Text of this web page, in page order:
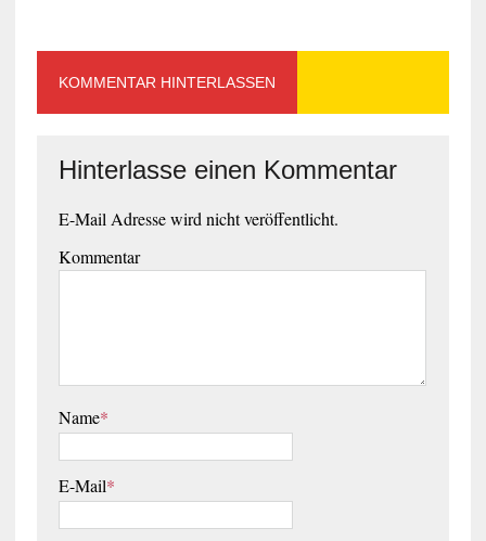
KOMMENTAR HINTERLASSEN
Hinterlasse einen Kommentar
E-Mail Adresse wird nicht veröffentlicht.
Kommentar
Name*
E-Mail*